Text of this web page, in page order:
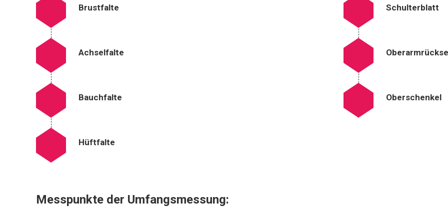
Brustfalte
Achselfalte
Bauchfalte
Hüftfalte
Schulterblatt
Oberschenkel
Messpunkte der Umfangsmessung: